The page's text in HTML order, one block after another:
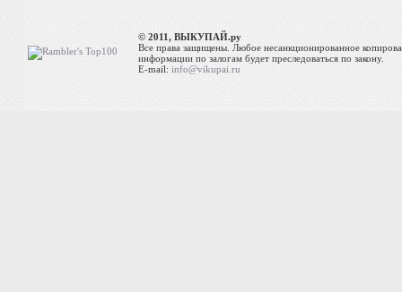
© 2011, ВЫКУПАЙ.ру
Все права защищены. Любое несанкционированное
информации по залогам будет преследоваться по закону.
E-mail:info@vikupai.ru